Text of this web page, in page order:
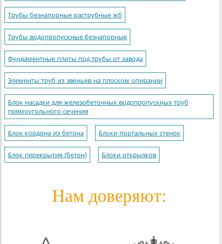
Трубы безнапорные раструбные жб
Трубы водопропускные безнапорные
Фундаментные плиты под трубы от завода
Элементы труб из звеньев на плоском опирании
Блок насадки для железобетонных водопропускных труб
прямоугольного сечения
Блок кордона из бетона Блоки портальных стенок
Блок перекрытия (бетон) Блоки открылков
Нам доверяют: